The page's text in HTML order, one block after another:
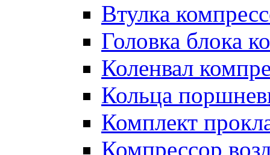
Втулка
Головка блока
Коленвал
Кольца
Комплект
Компрессор